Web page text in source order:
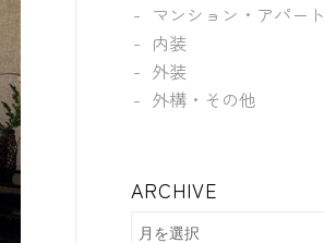
マンション・アパート
内装
外装
外構・その他
ARCHIVE